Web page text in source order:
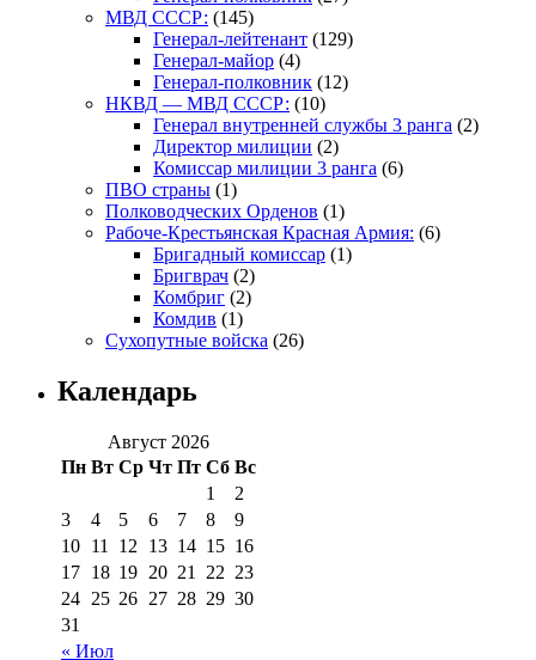
МВД СССР: (145)
Генерал-лейтенант (129)
Генерал-майор (4)
Генерал-полковник (12)
НКВД — МВД СССР: (10)
Генерал внутренней службы 3 ранга (2)
Директор милиции (2)
Комиссар милиции 3 ранга (6)
ПВО страны (1)
Полководческих Орденов (1)
Рабоче-Крестьянская Красная Армия: (6)
Бригадный комиссар (1)
Бригврач (2)
Комбриг (2)
Комдив (1)
Сухопутные войска (26)
Календарь
Август 2026
Пн Вт Ср Чт Пт Сб Вс
« Июл
1
2
3
4 5 6 7 8
9
10 11 12 13 14 15 16
17 18 19 20 21 22 23
24 25 26 27 28 29 30
31